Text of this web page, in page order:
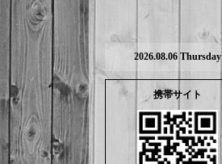
2026.08.06 Thursday
携帯サイト